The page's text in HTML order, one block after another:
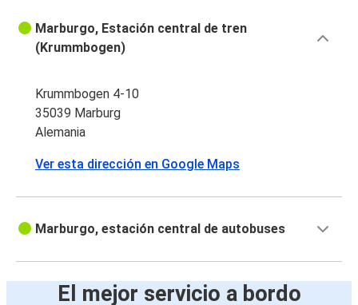
Marburgo, Estación central de tren
(Krummbogen)
Krummbogen 4-10
35039 Marburg
Alemania
Ver esta dirección en Google Maps
Marburgo, estación central de autobuses
El mejor servicio a bordo